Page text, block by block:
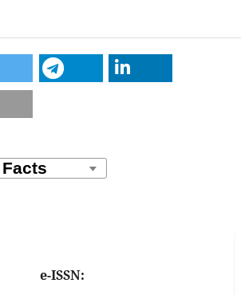
e-ISSN: